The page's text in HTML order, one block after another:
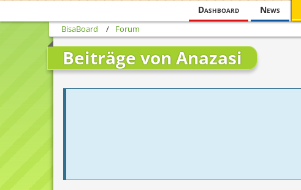
Dashboard News
BisaBoard Forum
Beiträge von Anazasi